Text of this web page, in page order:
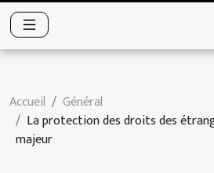
Accueil
Général
La protection des droits des
majeur